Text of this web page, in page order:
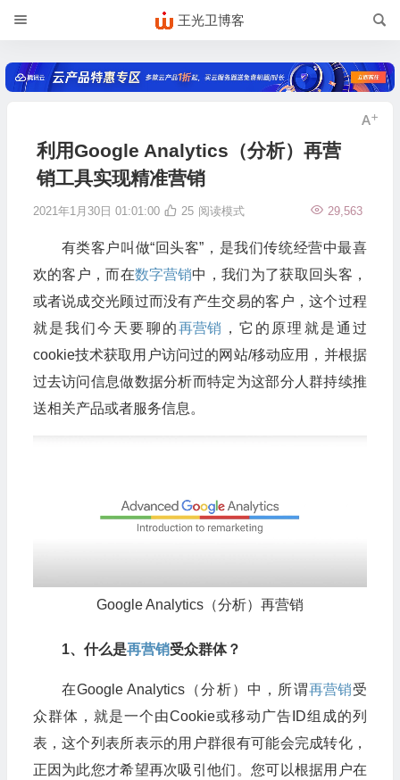
王光卫博客
利用Google Analytics（分析）再营
销工具实现精准营销
2021年1月30日 01:01:00 29,563
25 阅读模式
有类客户叫做“回头客”，是我们传统经营中最喜
欢的客户，而在数字营销中，我们为了获取回头客，
或者说成交光顾过而没有产生交易的客户，这个过程
就是我们今天要聊的再营销 ，它的原理就是通过
cookie技术获取用户访问过的网站/移动应用，并根据
过去访问信息做数据分析而特定为这部分人群持续推
送相关产品或者服务信息。
Google Analytics（分析） 再营销
1、 什么是再营销受众群体？
在Google Analytics（分析）中，所谓再营销受
众群体，就是一个由Cookie或移动广告ID组成的列
表，这个列表所表示的用户群很有可能会完成转化，
正因为此您才希望再次吸引他们。您可以根据用户在